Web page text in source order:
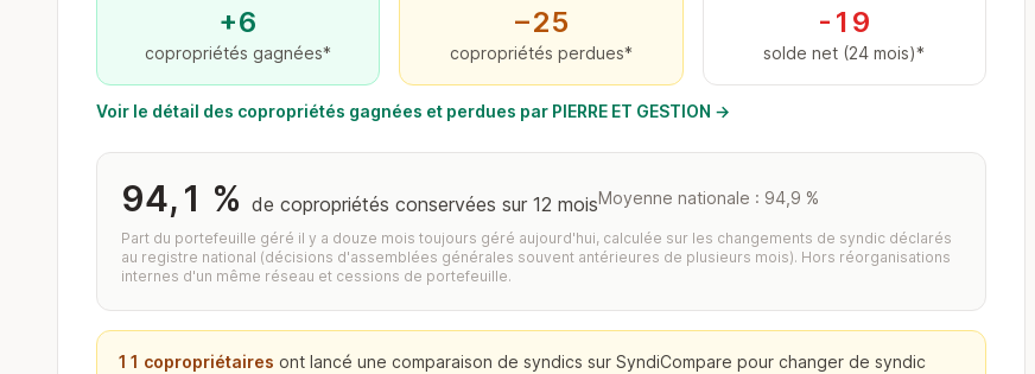
+6
copropriétés gagnées*
−25
copropriétés perdues*
-19
solde net (24 mois)*
Voir le détail des copropriétés gagnées et perdues par PIERRE ET GESTION →
94,1 % de copropriétés conservées sur 12 moisMoyenne nationale : 94,9 %
Part du portefeuille géré il y a douze mois toujours géré aujourd'hui, calculée sur les changements de syndic déclarés
au registre national (décisions d'assemblées générales souvent antérieures de plusieurs mois). Hors réorganisations
internes d'un même réseau et cessions de portefeuille.
11 copropriétaires ont lancé une comparaison de syndics sur SyndiCompare pour changer de syndic